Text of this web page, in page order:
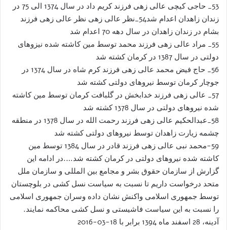
53_ حاجی کیچی عالی زهی فرزند کریم داد در سال 1374 الی 75 در
زندان زاهدان اعدام شد54_نظر عالی زهی نظر عالی زهی فرزند
بشام در زندان زاهدان در سال دهه 70 اعدام شد
55_ مراد عالی زهی فرزند محمد توسط مین کاشته شده نیزوهای
دولتی در سال 1387 در کرمان کشته شد
56_ حاج فیض محمد عالی زهی فرزند کرم شاه در سال 1374 در
جوچار کرمان توسط نیروهای دولتی کشته شد
57_ عالی زهی فرزند خدابخش در گلبافت کرمان توسط مین کاشته
شده نیروهای دولتی در سال 1378 کشته شد
58_عبدالحکیم عالی زهی فرزند رحمت الله در سال 1378 در منطقه
چشمه زیارت زاهدان توسط نیروهای دولتی کشته شد
59-محمد نبی عالی زهی فرزند قادر در سال 1384 توسط مین
کاشته شده نیروهای دولتی در کرمان کشته شد….در ادامه این
گزارش از سازمان حقوق بشر و مجامع بین المللی و سازمان ملل
متحد درخواست داریم تا نسبت به سیاست نسل کشی در بلوچستان
توسط جمهوری اسلامی واکنش نشان داده وسران جمهوری اسلامی
را نسبت به این سیاست فاشیستی و نسل کشی محاکمه نمایند.
آدينه، 28 اسفند ماه 1394 برابر با 18-03-2016